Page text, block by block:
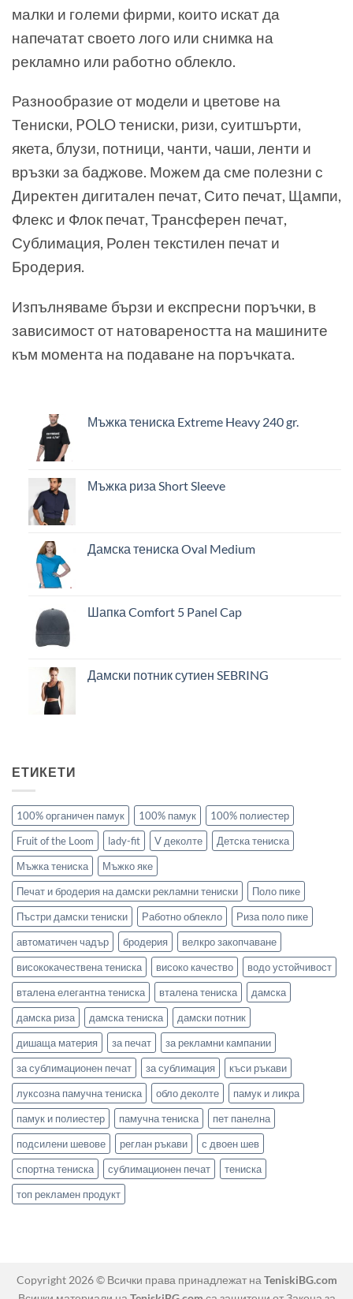
малки и големи фирми, които искат да
напечатат своето лого или снимка на
рекламно или работно облекло.
Разнообразие от модели и цветове на
Тениски, POLO тениски, ризи, суитшърти,
якета, блузи, потници, чанти, чаши, ленти и
връзки за баджове. Можем да сме полезни с
Директен дигитален печат, Сито печат, Щампи,
Флекс и Флок печат, Трансферен печат,
Сублимация, Ролен текстилен печат и
Бродерия.
Изпълняваме бързи и експресни поръчки, в
зависимост от натовареността на машините
към момента на подаване на поръчката.
Мъжка тениска Extreme Heavy 240 gr.
Мъжка риза Short Sleeve
Дамска тениска Oval Medium
Шапка Comfort 5 Panel Cap
Дамски потник сутиен SEBRING
ЕТИКЕТИ
100% органичен памук 100% памук
100% полиестер
Fruit of the Loom
lady-fit V деколте
Детска тениска
Мъжка тениска
Мъжко яке
Печат и бродерия на дамски рекламни тениски
Поло пике
Пъстри дамски тениски
Работно облекло
Риза поло пике
автоматичен чадър
бродерия
велкро закопчаване
висококачествена тениска
високо качество
водо устойчивост
вталена елегантна тениска
вталена тениска
дамска
дамска риза
дамска тениска
дамски потник
дишаща материя
за печат
за рекламни кампании
за сублимационен печат
за сублимация
къси ръкави
луксозна памучна тениска
обло деколте
памук и ликра
памук и полиестер
памучна тениска
пет панелна
подсилени шевове
реглан ръкави
с двоен шев
спортна тениска
сублимационен печат
тениска
топ рекламен продукт
Copyright 2026 © Всички права принадлежат на TeniskiBG.com